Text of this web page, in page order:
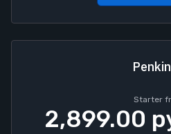
Starter
2,899.00